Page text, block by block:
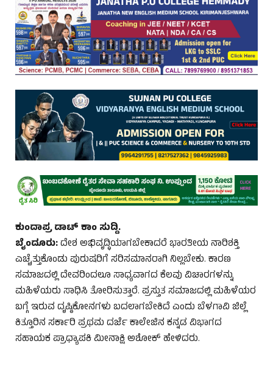
ಕುಂದಾಪ್ರ ಡಾಟ್ ಕಾಂ ಸುದ್ದಿ.
ಬೈಂದೂರು:ದೇಶ ಅಭಿವೃದ್ಧಿಯಾಗಬೇಕಾದರೆ ಭಾರತೀಯ ನಾರಿಶಕ್ತಿ
ಎಚ್ಚೆತ್ತುಕೊಂಡು ಪುರುಷರಿಗೆ ಸರಿಸಮಾನರಾಗಿ ನಿಲ್ಲಬೇಕು. ಕಾರಣ
ಸಮಾಜದಲ್ಲಿ ದೇವರಿಂದಲೂ ಸಾಧ್ಯವಾಗದ ಕೆಲವು ವಿಚಾರಗಳನ್ನು
ಮಹಿಳೆಯರು ಸಾಧಿಸಿ ತೋರಿಸುತ್ತಾರೆ. ಪ್ರಸ್ತುತ ಸಮಾಜದಲ್ಲಿ ಮಹಿಳೆಯರ
ಬಗ್ಗೆ ಇರುವ ದೃಷ್ಠಿಕೋನಗಳು ಬದಲಾಗಬೇಕಿದೆ ಎಂದು ಬೆಳಗಾವಿ ಜಿಲ್ಲೆ
ಕಿತ್ತೂರಿನ ಸರ್ಕಾರಿ ಪ್ರಥಮ ದರ್ಜೆ ಕಾಲೇಜಿನ ಕನ್ನಡ ವಿಭಾಗದ
ಸಹಾಯಕ ಪ್ರಾಧ್ಯಾಪಕಿ ಮೀನಾಕ್ಷಿ ಅಶೋಕ್ ಹೇಳಿದರು.